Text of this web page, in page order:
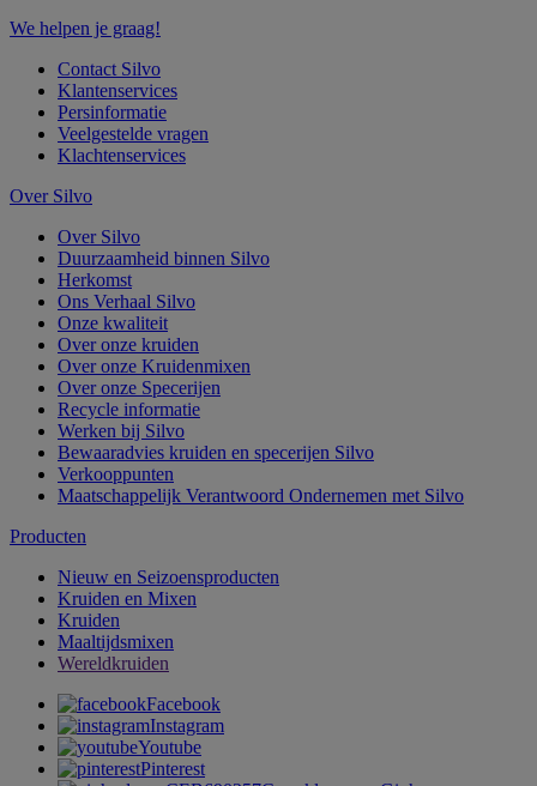
We helpen je graag!
Contact Silvo
Klantenservices
Persinformatie
Veelgestelde vragen
Klachtenservices
Over Silvo
Over Silvo
Duurzaamheid binnen Silvo
Herkomst
Ons Verhaal Silvo
Onze kwaliteit
Over onze kruiden
Over onze Kruidenmixen
Over onze Specerijen
Recycle informatie
Werken bij Silvo
Bewaaradvies kruiden en specerijen Silvo
Verkooppunten
Maatschappelijk Verantwoord Ondernemen met Silvo
Producten
Nieuw en Seizoensproducten
Kruiden en Mixen
Kruiden
Maaltijdsmixen
Wereldkruiden
Facebook
Instagram
Youtube
Pinterest